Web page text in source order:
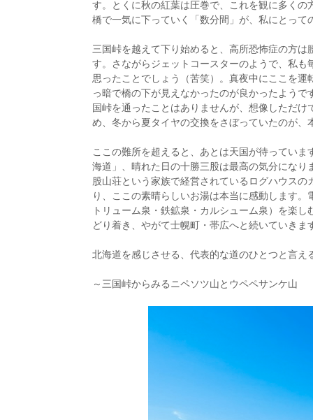
す。とくに秋の紅葉は圧巻で、これを観に多く
橋で一気に下っていく「数分間」が、私にとって
三国峠を越えて下り始めると、高所恐怖症の方
す。さながらジェットコースターのようで、私
思ったことでしょう（苦笑）。真夜中にここを
っ暗で橋の下が見えなかったのが良かったよう
国峠を通ったことはありませんが、想像しただ
め、冬から夏タイヤの交換をさぼっていたのが
ここの難所を超えると、あとは天国が待ってい
海道」、晴れた日の十勝三股は最高の気分にな
股山荘という家族で経営されているログハウス
り、ここの素晴らしいお湯は本当に感動します
トリューム泉・鉄鉱泉・カルシューム泉）を楽
どり着き、やがて士幌町・帯広へと続いていきま
北海道を感じさせる、代表的な道のひとつと言え
～三国峠からみるニペソツ山とウペペサンケ山